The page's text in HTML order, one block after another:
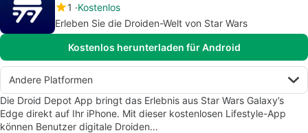
1
Kostenlos
Erleben Sie die Droiden-Welt von Star Wars
Kostenlos herunterladen für Android
Andere Platformen
Die Droid Depot App bringt das Erlebnis aus Star Wars Galaxy’s
Edge direkt auf Ihr iPhone. Mit dieser kostenlosen Lifestyle-App
können Benutzer digitale Droiden…